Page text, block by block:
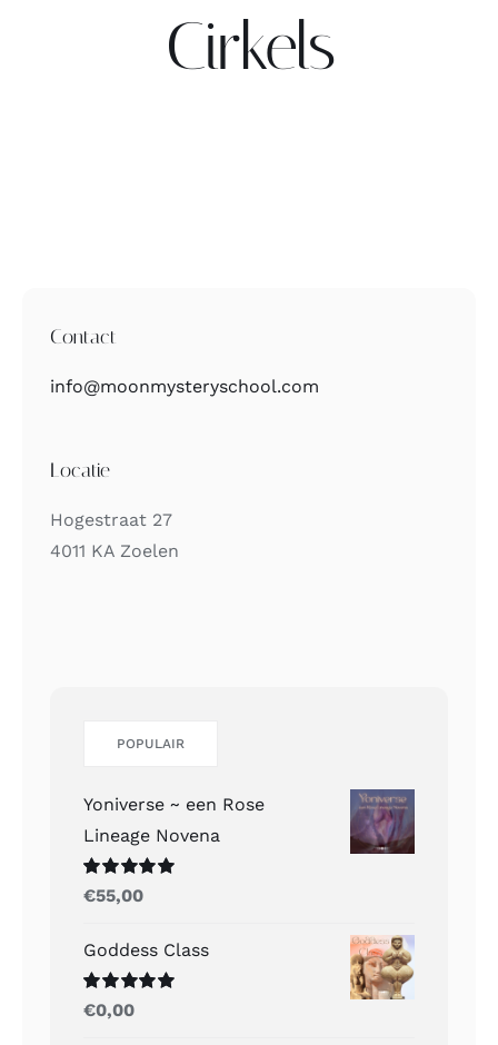
Contact
Cirkels
Contact
info@moonmysteryschool.com
Locatie
Hogestraat 27
4011 KA Zoelen
POPULAIR
Yoniverse ~ een Rose
Lineage Novena
Gewaardeerd
uit 5
€55,00
Goddess Class
Gewaardeerd
5.00
€0,00